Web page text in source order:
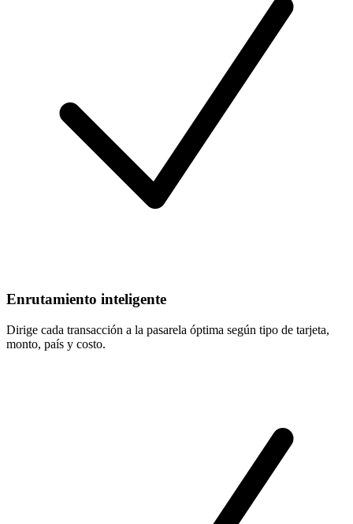
Enrutamiento inteligente
Dirige cada transacción a la pasarela óptima según tipo de tarjeta,
monto, país y costo.